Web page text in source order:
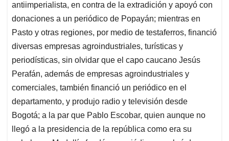
antiimperialista, en contra de la extradición y apoyó con
donaciones a un periódico de Popayán; mientras en
Pasto y otras regiones, por medio de testaferros, financió
diversas empresas agroindustriales, turísticas y
periodísticas, sin olvidar que el capo caucano Jesús
Perafán, además de empresas agroindustriales y
comerciales, también financió un periódico en el
departamento, y produjo radio y televisión desde
Bogotá; a la par que Pablo Escobar, quien aunque no
llegó a la presidencia de la república como era su